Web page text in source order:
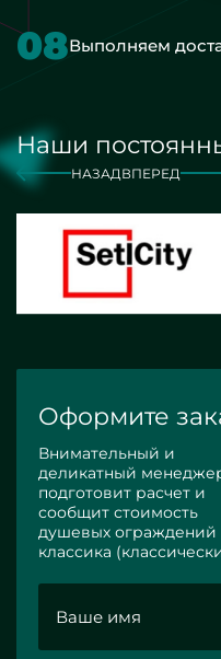
08Выполняем
Наши
НАЗАД ВПЕРЕД
Оформите
Внимательный и
деликатный
подготовит расчет и
сообщит стоимость
душевых ограждений
классика